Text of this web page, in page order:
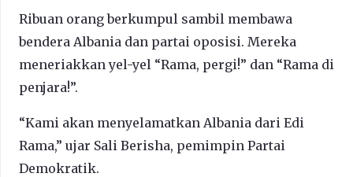
Ribuan orang berkumpul sambil membawa
bendera Albania dan partai oposisi. Mereka
meneriakkan yel-yel “Rama, pergi!” dan “Rama di
penjara!”.
“Kami akan menyelamatkan Albania dari Edi
Rama,” ujar Sali Berisha, pemimpin Partai
Demokratik.